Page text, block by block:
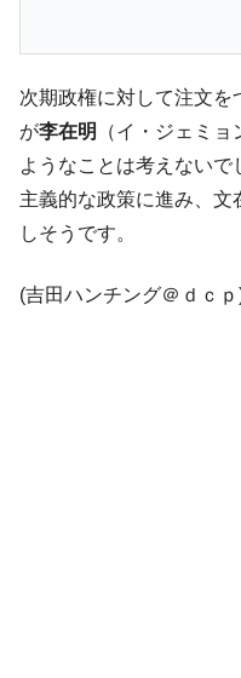
Fact1
全て勝つといく
える賞金とは？
Fact1 平成仮面ライダ
発表から2日で
なスーパーリーグとは？
Fact1
日本人マスター
だった選手とは？
甲子園通算本塁
次期政権に対して注文
が李在明
（イ・ジェミ
ようなことは考えない
主義的な政策に進み、文
しそうです。
(吉田ハンチング＠ｄｃ